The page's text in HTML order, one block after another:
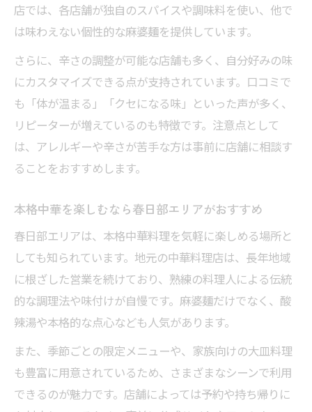
春日部グルメで満足度を高める方法
店では、各店舗が独自のスパイスや調味料を使い、他で
は味わえない個性的な麻婆麺を提供しています。
さらに、辛さの調整が可能な店舗も多く、自分好みの味
にカスタマイズできる点が支持されています。口コミで
も「体が温まる」「クセになる味」といった声が多く、
リピーターが増えているのも特徴です。注意点として
は、アレルギーや辛さが苦手な方は事前に店舗に相談す
ることをおすすめします。
本格中華を楽しむなら春日部エリアがおすすめ
春日部エリアは、本格中華料理を気軽に楽しめる場所と
しても知られています。地元の中華料理店は、長年地域
に根ざした営業を続けており、熟練の料理人による伝統
的な調理法や味付けが自慢です。麻婆麺だけでなく、酸
辣湯や本格的な点心なども人気があります。
また、季節ごとの限定メニューや、家族向けの大皿料理
も豊富に用意されているため、さまざまなシーンで利用
できるのが魅力です。店舗によっては予約や持ち帰りに